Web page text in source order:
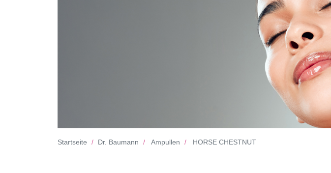
Startseite Dr. Baumann Ampullen HORSE CHESTNUT